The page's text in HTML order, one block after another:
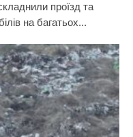
проїзд та
на багатьох...